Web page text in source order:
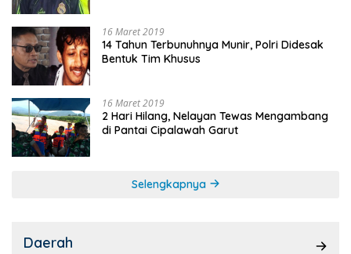
16 Maret 2019
14 Tahun Terbunuhnya Munir, Polri Didesak
Bentuk Tim Khusus
16 Maret 2019
2 Hari Hilang, Nelayan Tewas Mengambang
di Pantai Cipalawah Garut
Selengkapnya
Daerah